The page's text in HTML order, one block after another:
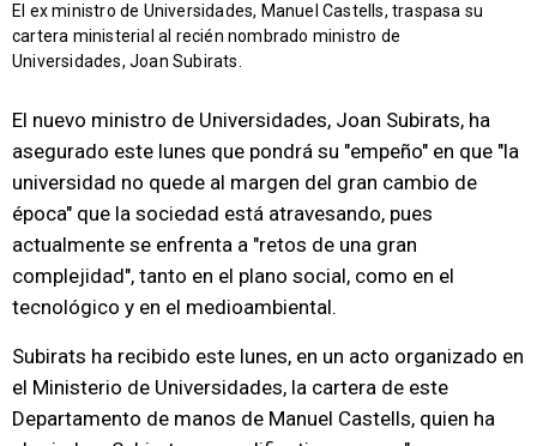
El ex ministro de Universidades, Manuel Castells, traspasa su
cartera ministerial al recién nombrado ministro de
Universidades, Joan Subirats.
El nuevo ministro de Universidades, Joan Subirats, ha
asegurado este lunes que pondrá su "empeño" en que "la
universidad no quede al margen del gran cambio de
época" que la sociedad está atravesando, pues
actualmente se enfrenta a "retos de una gran
complejidad", tanto en el plano social, como en el
tecnológico y en el medioambiental.
Subirats ha recibido este lunes, en un acto organizado en
el Ministerio de Universidades, la cartera de este
Departamento de manos de Manuel Castells, quien ha